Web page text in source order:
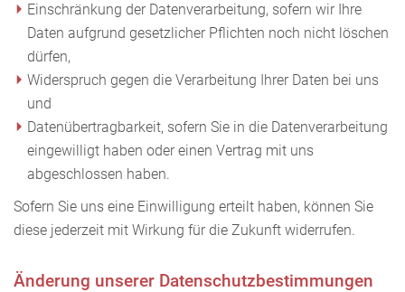
Einschränkung der Datenverarbeitung, sofern wir Ihre
Daten aufgrund gesetzlicher Pflichten noch nicht löschen
dürfen,
Widerspruch gegen die Verarbeitung Ihrer Daten bei uns
und
Datenübertragbarkeit, sofern Sie in die Datenverarbeitung
eingewilligt haben oder einen Vertrag mit uns
abgeschlossen haben.
Sofern Sie uns eine Einwilligung erteilt haben, können Sie
diese jederzeit mit Wirkung für die Zukunft widerrufen.
Änderung unserer Datenschutzbestimmungen